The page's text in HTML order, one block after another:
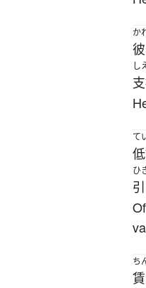
か
彼
し
て
ひ
ち